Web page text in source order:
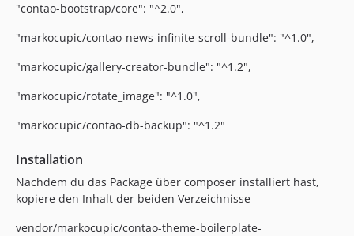
"contao-bootstrap/core": "^2.0",
"markocupic/contao-news-infinite-scroll-bundle": "^1.0",
"markocupic/gallery-creator-bundle": "^1.2",
"markocupic/rotate_image": "^1.0",
"markocupic/contao-db-backup": "^1.2"
Installation
Nachdem du das Package über composer installiert hast,
kopiere den Inhalt der beiden Verzeichnisse
vendor/markocupic/contao-theme-boilerplate-